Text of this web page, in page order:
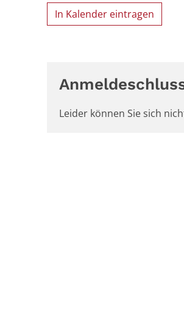
In Kalender eintragen
Leider können Sie sich